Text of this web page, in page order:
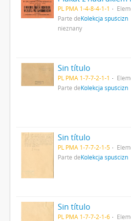
PL PMA 1-4-8-4-1-1
Parte deKolekcja spuścizn
nieznany
Sin título
PL PMA 1-7-7-2-1-1
Parte deKolekcja spuścizn
Sin título
PL PMA 1-7-7-2-1-5
Parte deKolekcja spuścizn
Sin título
PL PMA 1-7-7-2-1-6